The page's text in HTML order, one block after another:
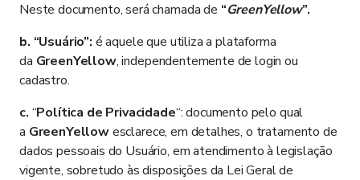
Neste documento, será chamada de “GreenYellow”.
b. “Usuário”: é aquele que utiliza a plataforma
da GreenYellow, independentemente de login ou
cadastro.
c. “Política de Privacidade“: documento pelo qual
a GreenYellowesclarece, em detalhes, o tratamento de
dados pessoais do Usuário, em atendimento à legislação
vigente, sobretudo às disposições da Lei Geral de